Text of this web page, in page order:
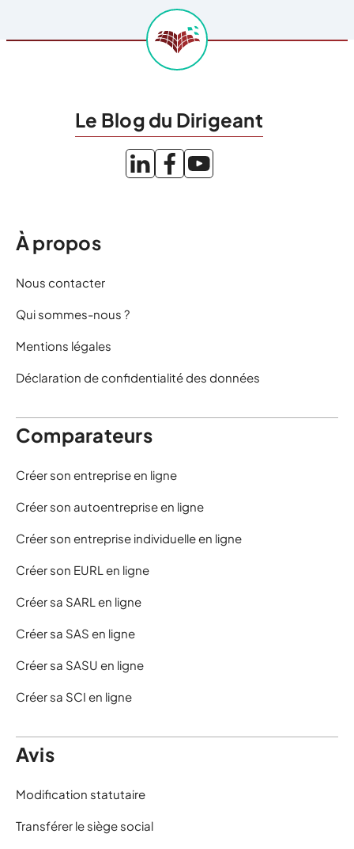
Le Blog du Dirigeant
À propos
Nous contacter
Qui sommes-nous ?
Mentions légales
Déclaration de confidentialité des données
Comparateurs
Créer son entreprise en ligne
Créer son autoentreprise en ligne
Créer son entreprise individuelle en ligne
Créer son EURL en ligne
Créer sa SARL en ligne
Créer sa SAS en ligne
Créer sa SASU en ligne
Créer sa SCI en ligne
Avis
Modification statutaire
Transférer le siège social